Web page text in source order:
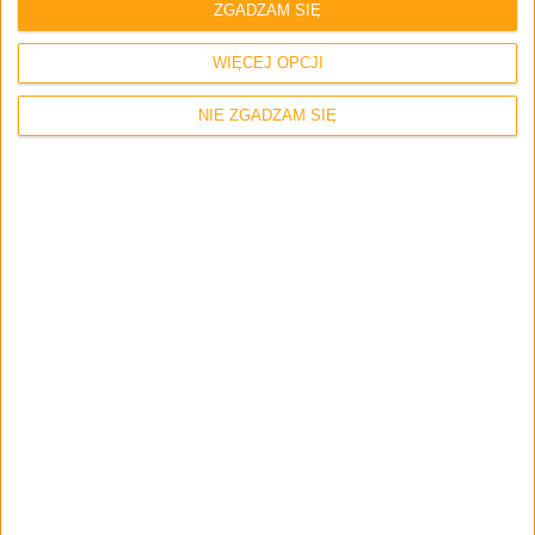
WIĘCEJ OPCJI
NIE ZGADZAM SIĘ
ZGADZAM SIĘ